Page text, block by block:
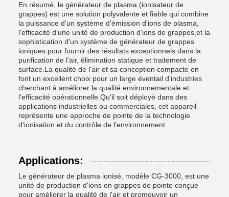
En résumé, le générateur de plasma (ionisateur de
grappes) est une solution polyvalente et fiable qui combine
la puissance d'un système d'émission d'ions de plasma,
l'efficacité d'une unité de production d'ions de grappes,et la
sophistication d'un système de générateur de grappes
ioniques pour fournir des résultats exceptionnels dans la
purification de l'air, élimination statique et traitement de
surface.La qualité de l'air et sa conception compacte en
font un excellent choix pour un large éventail d'industries
cherchant à améliorer la qualité environnementale et
l'efficacité opérationnelle.Qu'il soit déployé dans des
applications industrielles ou commerciales, cet appareil
représente une approche de pointe de la technologie
d'ionisation et du contrôle de l'environnement.
Applications:
Le générateur de plasma ionisé, modèle CG-3000, est une
unité de production d'ions en grappes de pointe conçue
pour améliorer la qualité de l'air et promouvoir un